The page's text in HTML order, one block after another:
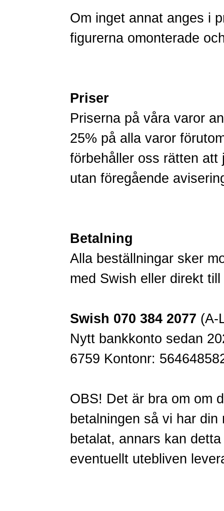
Om inget annat anges i
figurerna omonterade
Priser
Priserna på våra varor
25% på alla varor
förbehåller oss rätten att
utan föregående
Betalning
Alla beställningar sker
med Swish eller direkt
Swish 070 384 2077 (A-
Nytt bankkonto sedan
6759 Kontonr:
OBS! Det är bra om om
betalningen så vi har
betalat, annars kan
eventuellt utebliven